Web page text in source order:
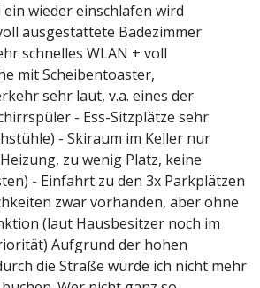
wieder einschlafen wird
ausgestattete Badezimmer
schnelles WLAN + voll
mit Scheibentoaster,
sehr laut, v.a. eines der
- Ess-Sitzplätze sehr
- Skiraum im Keller nur
zu wenig Platz, keine
- Einfahrt zu den 3x Parkplätzen
zwar vorhanden, aber ohne
(laut Hausbesitzer noch im
Aufgrund der hohen
die Straße würde ich nicht mehr